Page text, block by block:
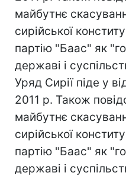
майбутнє
сирійської
партію "Баас" як
державі і
Уряд Сирії піде у
2011 р. Також
майбутнє
сирійської
партію "Баас" як
державі і